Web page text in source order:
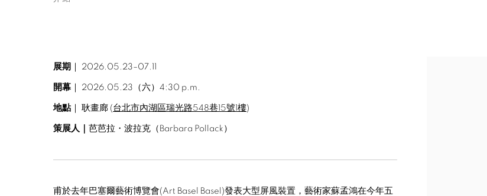
展期 2026.05.23–07.11
開幕 2026.05 .23（六） 4:30 p.m.
地點 ｜ 耿畫廊 (台北市內湖區瑞光路548巷15號1樓)
策展人｜ 芭芭拉・波拉克（Barbara Pollack）
甫於去年巴塞爾藝術博覽會(Art Basel Basel)發表大型屏風裝置，藝術家蘇孟鴻在今年五